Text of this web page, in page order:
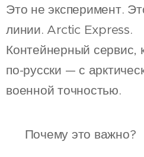
Это не эксперимент.
линии. Arctic Express.
Контейнерный сервис,
по-русски — с
военной точностью.
💰 Почему это важно?